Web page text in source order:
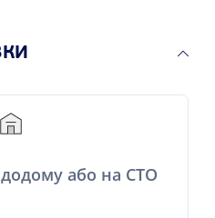
або на СТО